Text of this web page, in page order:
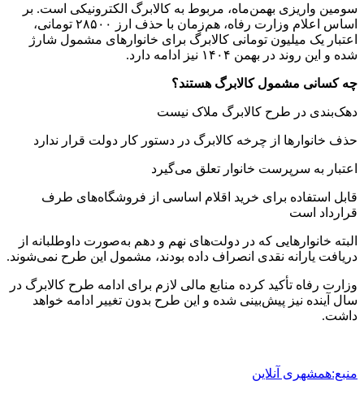
سومین واریزی بهمن‌ماه، مربوط به کالابرگ الکترونیکی است. بر
اساس اعلام وزارت رفاه، هم‌زمان با حذف ارز ۲۸۵۰۰ تومانی،
اعتبار یک میلیون تومانی کالابرگ برای خانوارهای مشمول شارژ
شده و این روند در بهمن ۱۴۰۴ نیز ادامه دارد.
چه کسانی مشمول کالابرگ هستند؟
دهک‌بندی در طرح کالابرگ ملاک نیست
حذف خانوارها از چرخه کالابرگ در دستور کار دولت قرار ندارد
اعتبار به سرپرست خانوار تعلق می‌گیرد
قابل استفاده برای خرید اقلام اساسی از فروشگاه‌های طرف
قرارداد است
البته خانوارهایی که در دولت‌های نهم و دهم به‌صورت داوطلبانه از
دریافت یارانه نقدی انصراف داده بودند، مشمول این طرح نمی‌شوند.
وزارت رفاه تأکید کرده منابع مالی لازم برای ادامه طرح کالابرگ در
سال آینده نیز پیش‌بینی شده و این طرح بدون تغییر ادامه خواهد
داشت.
منبع:همشهری آنلاین